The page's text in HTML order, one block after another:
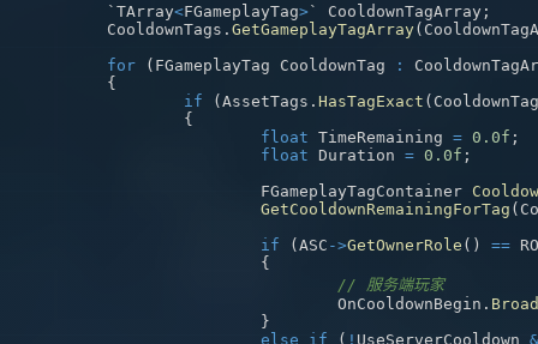
	`TArray
<FGameplayTag> ` CooldownTagArray ;
	CooldownTags
. GetGameplayTagArray(
for
( FGameplayTag CooldownTag :
{
if
( AssetTags . HasTagExact ( CooldownTag
{
float TimeRemaining = 0.0f ;
float Duration = 0.0f ;
			FGameplayTagContainer
GetCooldownRemainingForTag (
if
( ASC ->GetOwnerRole ( ) ==
{
// 服务端玩家
				OnCooldownBegin
.
}
else
if ( ! UseServerCooldown